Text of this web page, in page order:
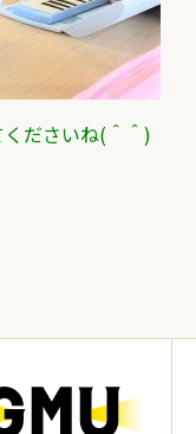
ださいね(＾＾)